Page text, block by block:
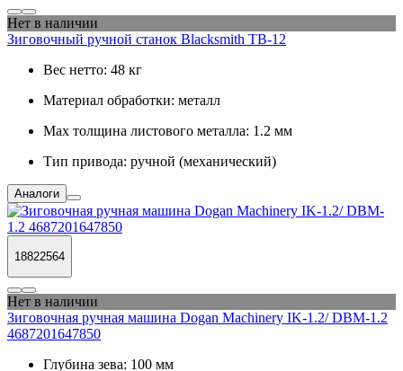
Нет в наличии
Зиговочный ручной станок Blacksmith TB-12
Вес нетто: 48 кг
Материал обработки: металл
Max толщина листового металла: 1.2 мм
Тип привода: ручной (механический)
Аналоги
18822564
Нет в наличии
Зиговочная ручная машина Dogan Machinery IK-1.2/ DBM-1.2
4687201647850
Глубина зева: 100 мм